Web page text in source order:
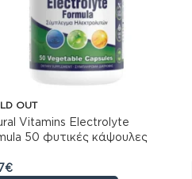
OUT
Vitamins Electrolyte
50 φυτικές κάψουλες
€